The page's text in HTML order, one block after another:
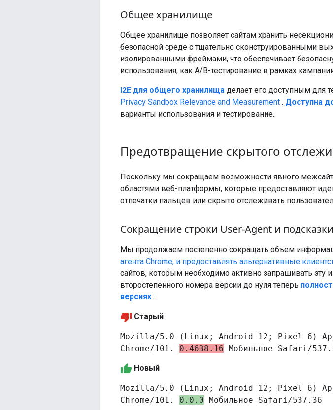
Общее хранилище
Общее хранилище позволяет сайтам хранить
безопасной среде с тщательно сконструированными
изолированными фреймами, что обеспечивает
использования, как A/B-тестирование в рамках
I2E для общего хранилища делает его доступным для
Privacy Sandbox Relevance and Measurement . Доступна
варианты использования и тестирование.
Предотвращение скрытого
Поскольку мы сокращаем возможности явного
областями веб-платформы, которые предоставляют
отпечатки пальцев или скрыто отслеживать
Сокращение строки User-Agent и
Мы продолжаем постепенно сокращать объем
агента Chrome, и предоставлять альтернативные
сайтов, которым необходимо активно запрашивать
второстепенного номера версии до нуля теперь
версиях .
Старый
Mozilla/5.0 (Linux; Android 12; Pixel 6)
Chrome/101. 0.4638.16 Мобильное Safari/
Новый
Mozilla/5.0 (Linux; Android 12; Pixel 6)
Chrome/101. 0.0.0 Мобильное Safari/537.36